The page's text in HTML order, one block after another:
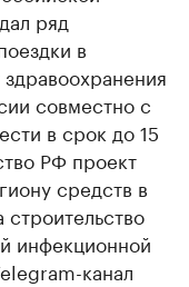
ряд
в
совместно с
в срок до 15
РФ проект
средств в
инфекционной
канал